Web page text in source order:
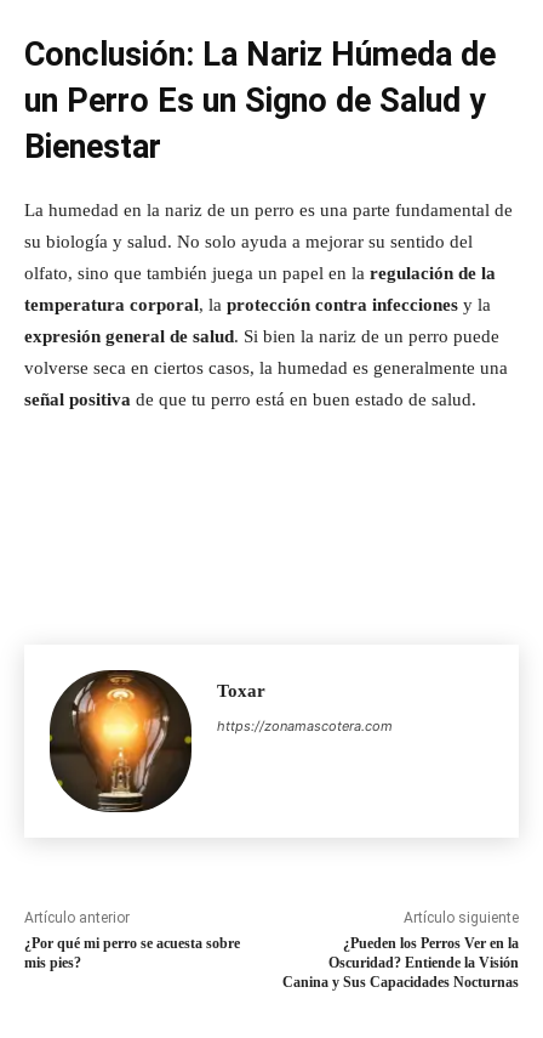
Conclusión: La Nariz Húmeda de
un Perro Es un Signo de Salud y
Bienestar
La humedad en la nariz de un perro es una parte fundamental de
su biología y salud. No solo ayuda a mejorar su sentido del
olfato, sino que también juega un papel en la regulación de la
temperatura corporal, la protección contra infecciones y la
expresión general de salud. Si bien la nariz de un perro puede
volverse seca en ciertos casos, la humedad es generalmente una
señal positiva de que tu perro está en buen estado de salud.
Toxar
https://zonamascotera.com
Artículo anterior
¿Por qué mi perro se acuesta sobre
mis pies?
Artículo siguiente
¿Pueden los Perros Ver en la
Oscuridad? Entiende la Visión
Canina y Sus Capacidades Nocturnas